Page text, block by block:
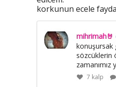
korkunun ecele
mihrimah🤘
konuşursak
sözcüklerin
zamanımız
7 kalp